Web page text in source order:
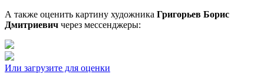
А также оценить картину художника Григорьев Борис
Дмитриевич через мессенджеры:
Или загрузите для оценки